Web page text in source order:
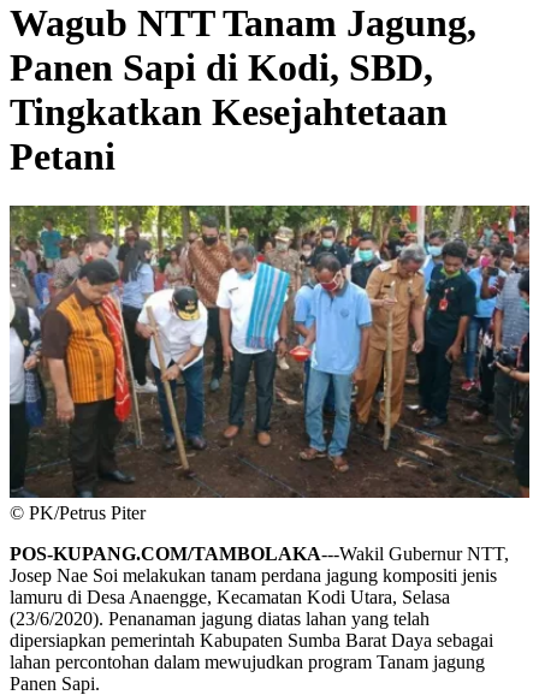
Wagub NTT Tanam Jagung,
Panen Sapi di Kodi, SBD,
Tingkatkan Kesejahtetaan
Petani
© PK/Petrus Piter
POS-KUPANG.COM/TAMBOLAKA---Wakil Gubernur NTT,
Josep Nae Soi melakukan tanam perdana jagung kompositi jenis
lamuru di Desa Anaengge, Kecamatan Kodi Utara, Selasa
(23/6/2020). Penanaman jagung diatas lahan yang telah
dipersiapkan pemerintah Kabupaten Sumba Barat Daya sebagai
lahan percontohan dalam mewujudkan program Tanam jagung
Panen Sapi.